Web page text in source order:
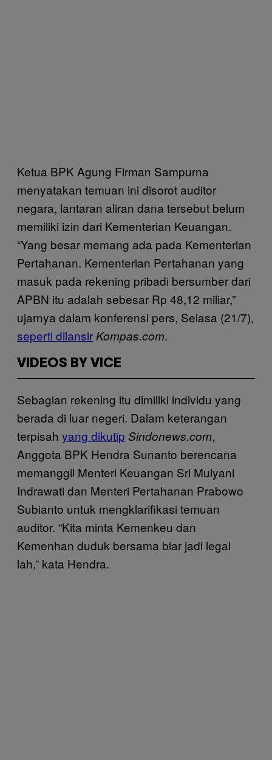
Ketua BPK Agung Firman Sampurna
menyatakan temuan ini disorot auditor
negara, lantaran aliran dana tersebut belum
memiliki izin dari Kementerian Keuangan.
“Yang besar memang ada pada Kementerian
Pertahanan. Kementerian Pertahanan yang
masuk pada rekening pribadi bersumber dari
APBN itu adalah sebesar Rp 48,12 miliar,”
ujarnya dalam konferensi pers, Selasa (21/7),
seperti dilansir Kompas.com.
VIDEOS BY VICE
Sebagian rekening itu dimiliki individu yang
berada di luar negeri. Dalam keterangan
terpisah yang dikutip Sindonews.com,
Anggota BPK Hendra Sunanto berencana
memanggil Menteri Keuangan Sri Mulyani
Indrawati dan Menteri Pertahanan Prabowo
Subianto untuk mengklarifikasi temuan
auditor. “Kita minta Kemenkeu dan
Kemenhan duduk bersama biar jadi legal
lah,” kata Hendra.